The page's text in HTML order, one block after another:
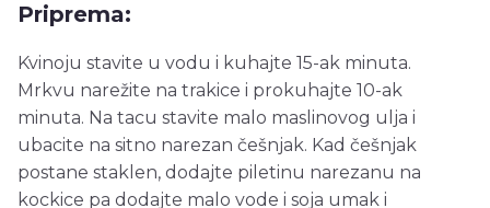
Priprema:
Kvinoju stavite u vodu i kuhajte 15-ak minuta.
Mrkvu narežite na trakice i prokuhajte 10-ak
minuta. Na tacu stavite malo maslinovog ulja i
ubacite na sitno narezan češnjak. Kad češnjak
postane staklen, dodajte piletinu narezanu na
kockice pa dodajte malo vode i soja umak i